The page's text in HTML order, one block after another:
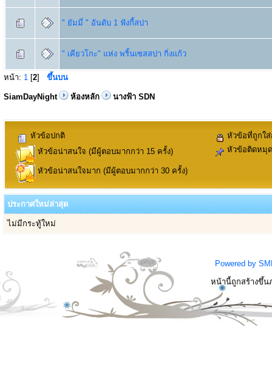
" ยัมมี่ " อันดับ 1 ฟังกี้สปา
" เคียวโกะ" แห่ง พริ้นเซสสปา กิ่งแก้ว
หน้า: 1 [2] ขึ้นบน
SiamDayNight ห้องหลัก นางฟ้า SDN
หัวข้อปกติ
หัวข้อน่าสนใจ (มีผู้ตอบมากกว่า 15 ครั้ง)
หัวข้อน่าสนใจมาก (มีผู้ตอบมากกว่า 30 ครั้ง)
หัวข้อที่ถูกใ
หัวข้อติดหมุด
ประกาศใหม่ล่าสุด
ไม่มีกระทู้ใหม่
Powered by
หน้านี้ถูกสร้างขึ้น